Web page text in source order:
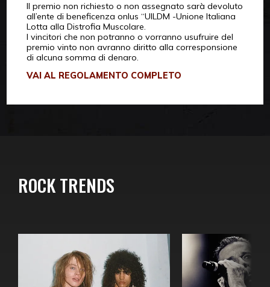
Il premio non richiesto o non assegnato sarà devoluto
all’ente di beneficenza onlus “UILDM -Unione Italiana
Lotta alla Distrofia Muscolare.
I vincitori che non potranno o vorranno usufruire del
premio vinto non avranno diritto alla corresponsione
di alcuna somma di denaro.
VAI AL REGOLAMENTO COMPLETO
ROCK TRENDS